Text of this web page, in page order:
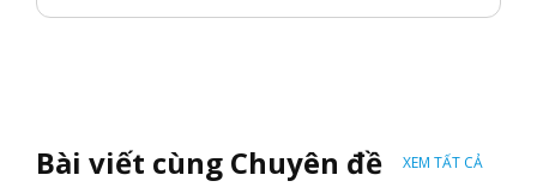
Bài viết cùng Chuyên đề XEM TẤT CẢ